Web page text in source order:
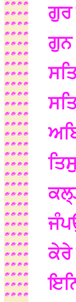
ਗੁਰ
ਗੁਨ
ਕੇਰੇ